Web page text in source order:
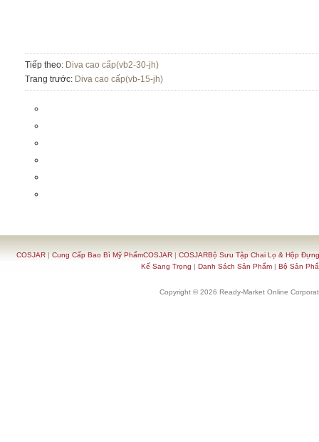
Tiếp theo: Diva cao cấp(vb2-30-jh)
Trang trước: Diva cao cấp(vb-15-jh)
COSJAR| Cung Cấp Bao Bì Mỹ PhẩmCOSJAR| COSJARBộ Sưu Tập Chai Lọ & Hộp
Kế Sang Trọng | Danh Sách Sản Phẩm| Bộ Sản
Copyright © 2026 Ready-Market Online